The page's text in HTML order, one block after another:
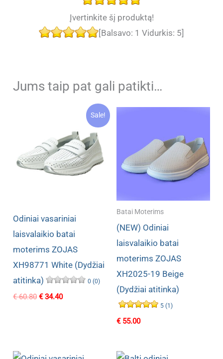
Įvertinkite šį produktą!
[Balsavo: 1 Vidurkis: 5]
Jums taip pat gali patikti…
Sale!
Odiniai vasariniai
laisvalaikio batai
moterims ZOJAS
XH98771 White (Dydžiai
atitinka)
0 (0)
€60.80 Original
€34.40Current
Batai Moterims
(NEW) Odiniai
laisvalaikio batai
moterims ZOJAS
XH2025-19 Beige
(Dydžiai atitinka)
5 (1)
€55.00